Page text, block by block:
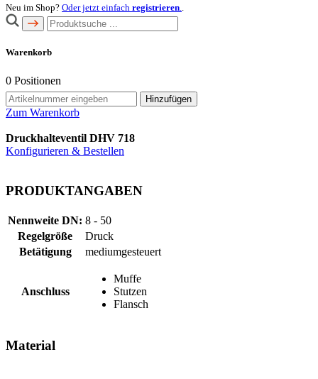
Neu im Shop? Oder jetzt einfach registrieren..
Warenkorb
0 Positionen
Hinzufügen
Zum Warenkorb
Druckhalteventil DHV 718
Konfigurieren & Bestellen
PRODUKTANGABEN
Nennweite DN: 8 - 50
Regelgröße
Druck
Betätigung
mediumgesteuert
Anschluss
Muffe
Stutzen
Flansch
Material